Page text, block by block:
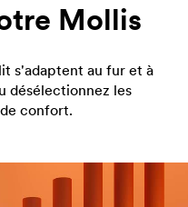
Mollis
s'adaptent au fur et à
désélectionnez les
confort.